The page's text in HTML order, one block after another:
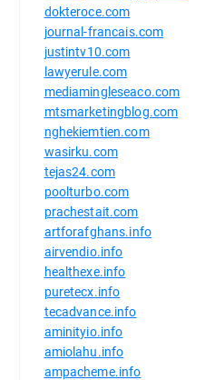
dokteroce.com
journal-francais.com
justintv10.com
lawyerule.com
mediamingleseaco.com
mtsmarketingblog.com
nghekiemtien.com
wasirku.com
tejas24.com
poolturbo.com
prachestait.com
artforafghans.info
airvendio.info
healthexe.info
puretecx.info
tecadvance.info
aminityio.info
amiolahu.info
ampacheme.info